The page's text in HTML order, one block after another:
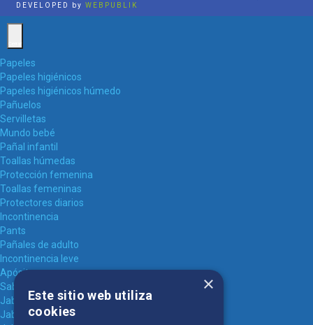
DEVELOPED by WEBPUBLIK
Papeles
Papeles higiénicos
Papeles higiénicos húmedo
Pañuelos
Servilletas
Mundo bebé
Pañal infantil
Toallas húmedas
Protección femenina
Toallas femeninas
Protectores diarios
Incontinencia
Pants
Pañales de adulto
Incontinencia leve
Apósitos
Sabanillas
Jabones
Jabón en Barra
×
Este sitio web utiliza
cookies